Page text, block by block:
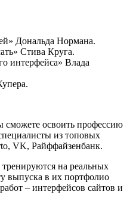
Дональда Нормана.
Стива Круга.
интерфейса» Влада
освоить профессию
из топовых
VK, Райффайзенбанк.
на реальных
выпуска в их портфолио
– интерфейсов сайтов и